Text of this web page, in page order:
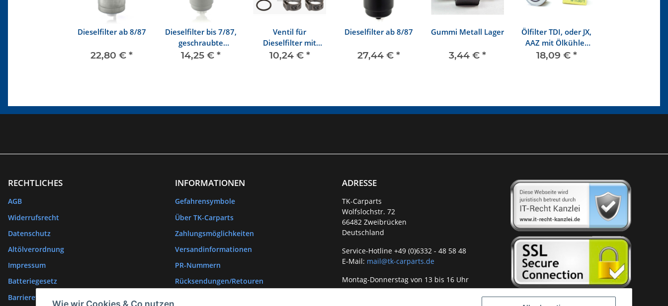
Dieselfilter ab 8/87
22,80 € *
Dieselfilter bis 7/87,
geschraubte
Version
14,25 € *
Ventil für
Dieselfilter mit
Dichtring
10,24 € *
Dieselfilter ab 8/87
27,44 € *
Gummi Metall Lager
3,44 € *
Ölfilter TDI, oder JX,
AAZ mit Ölkühler
(kurze Filterversion)
18,09 € *
RECHTLICHES
AGB
Widerrufsrecht
Datenschutz
Altölverordnung
Impressum
Batteriegesetz
Barrierefreiheitserklärung
INFORMATIONEN
Gefahrensymbole
Über TK-Carparts
Zahlungsmöglichkeiten
Versandinformationen
PR-Nummern
Rücksendungen/Retouren
ADRESSE
TK-Carparts
Wolfslochstr. 72
66482 Zweibrücken
Deutschland
Service-Hotline +49 (0)6332 - 48 58 48
E-Mail: mail@tk-carparts.de
Montag-Donnerstag von 13 bis 16 Uhr